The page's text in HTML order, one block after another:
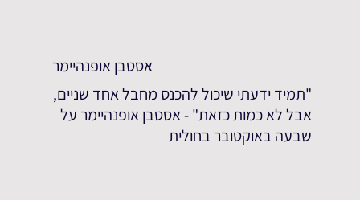
אסטבן אופנהיימר
"תמיד ידעתי שיכול להכנס מחבל אחד שניים,
אבל לא כמות כזאת" - אסטבן אופנהיימר על
שבעה באוקטובר בחולית